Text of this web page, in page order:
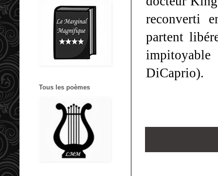
reconverti
partent
impitoyable
DiCaprio).
Tous les poèmes